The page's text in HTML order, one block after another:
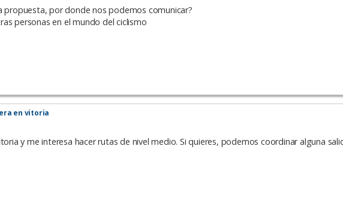
propuesta, por donde nos podemos comunicar?
personas en el mundo del ciclismo
en vitoria
y me interesa hacer rutas de nivel medio. Si quieres, podemos coordinar alguna